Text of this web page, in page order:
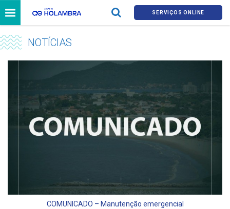
SERVIÇOS ONLINE
NOTÍCIAS
COMUNICADO – Manutenção emergencial